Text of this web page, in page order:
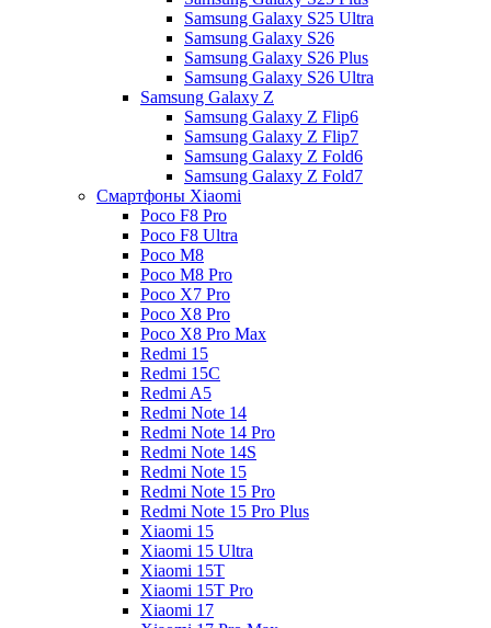
Samsung Galaxy S25 Ultra
Samsung Galaxy S26
Samsung Galaxy S26 Plus
Samsung Galaxy S26 Ultra
Samsung Galaxy Z
Samsung Galaxy Z Flip6
Samsung Galaxy Z Flip7
Samsung Galaxy Z Fold6
Samsung Galaxy Z Fold7
Смартфоны Xiaomi
Poco F8 Pro
Poco F8 Ultra
Poco M8
Poco M8 Pro
Poco X7 Pro
Poco X8 Pro
Poco X8 Pro Max
Redmi 15
Redmi 15C
Redmi A5
Redmi Note 14
Redmi Note 14 Pro
Redmi Note 14S
Redmi Note 15
Redmi Note 15 Pro
Redmi Note 15 Pro Plus
Xiaomi 15
Xiaomi 15 Ultra
Xiaomi 15T
Xiaomi 15T Pro
Xiaomi 17